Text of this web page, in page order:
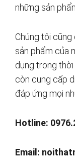
những sản
Chúng tôi
sản phẩm của
dụng trong thời
còn cung cấp
đáp ứng mọi
Hotline:
Email: